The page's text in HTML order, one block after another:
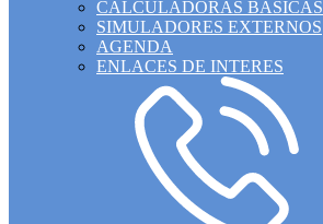
CALCULADORAS BÁSICAS
SIMULADORES EXTERNOS
AGENDA
ENLACES DE INTERES